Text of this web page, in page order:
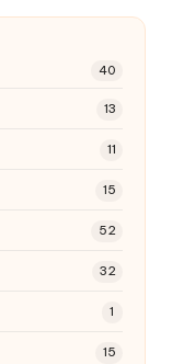
40
13
11
15
52
32
1
15